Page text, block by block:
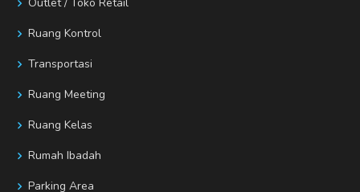
Outlet / Toko Retail
Ruang Kontrol
Transportasi
Ruang Meeting
Ruang Kelas
Rumah Ibadah
Parking Area